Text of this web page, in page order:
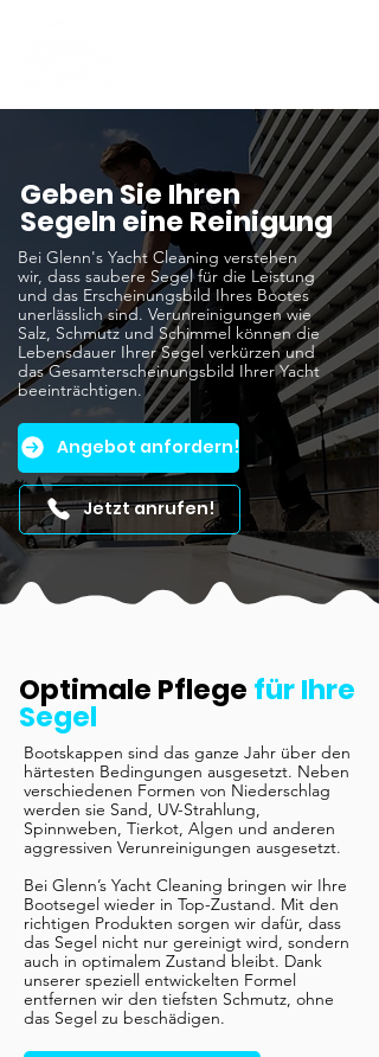
Geben Sie Ihren
Segeln eine Reinigung
Bei Glenn's Yacht Cleaning verstehen
wir, dass saubere Segel für die Leistung
und das Erscheinungsbild Ihres Bootes
unerlässlich sind. Verunreinigungen wie
Salz, Schmutz und Schimmel können die
Lebensdauer Ihrer Segel verkürzen und
das Gesamterscheinungsbild Ihrer Yacht
beeinträchtigen.
Angebot anfordern!
Jetzt anrufen!
Optimale Pflege für Ihre
Segel
Bootskappen sind das ganze Jahr über den
härtesten Bedingungen ausgesetzt. Neben
verschiedenen Formen von Niederschlag
werden sie Sand, UV-Strahlung,
Spinnweben, Tierkot, Algen und anderen
aggressiven Verunreinigungen ausgesetzt.
Bei Glenn’s Yacht Cleaning bringen wir Ihre
Bootsegel wieder in Top-Zustand. Mit den
richtigen Produkten sorgen wir dafür, dass
das Segel nicht nur gereinigt wird, sondern
auch in optimalem Zustand bleibt. Dank
unserer speziell entwickelten Formel
entfernen wir den tiefsten Schmutz, ohne
das Segel zu beschädigen.